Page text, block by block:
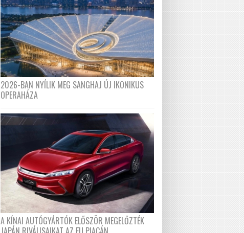
2026-BAN NYÍLIK MEG SANGHAJ ÚJ IKONIKUS
OPERAHÁZA
A KÍNAI AUTÓGYÁRTÓK ELŐSZÖR MEGELŐZTÉK